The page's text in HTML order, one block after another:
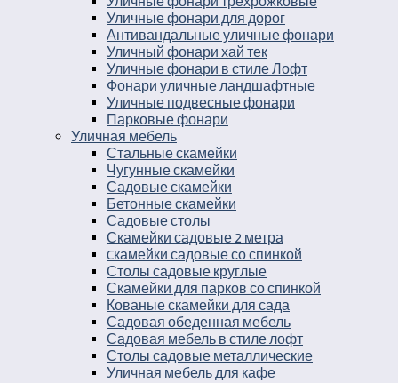
Уличные фонари для дорог
Антивандальные уличные фонари
Уличный фонари хай тек
Уличные фонари в стиле Лофт
Фонари уличные ландшафтные
Уличные подвесные фонари
Парковые фонари
Уличная мебель
Стальные скамейки
Чугунные скамейки
Садовые скамейки
Бетонные скамейки
Садовые столы
Скамейки садовые 2 метра
Cкамейки садовые со спинкой
Столы садовые круглые
Скамейки для парков со спинкой
Кованые скамейки для сада
Садовая обеденная мебель
Садовая мебель в стиле лофт
Столы садовые металлические
Уличная мебель для кафе